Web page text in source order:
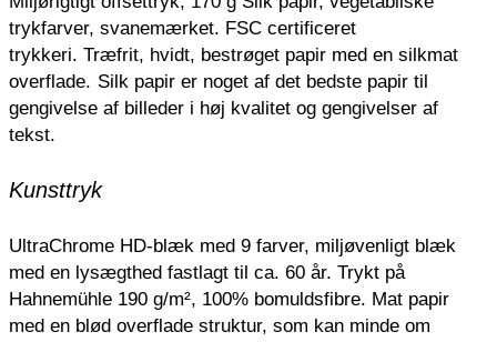
trykfarver, svanemærket. FSC certificeret
trykkeri. Træfrit, hvidt, bestrøget papir med en silkmat
overflade. Silk papir er noget af det bedste papir til
gengivelse af billeder i høj kvalitet og gengivelser af
tekst.
Kunsttryk
UltraChrome HD-blæk med 9 farver, miljøvenligt blæk
med en lysægthed fastlagt til ca. 60 år. Trykt på
Hahnemühle 190 g/m², 100% bomuldsfibre. Mat papir
med en blød overflade struktur, som kan minde om